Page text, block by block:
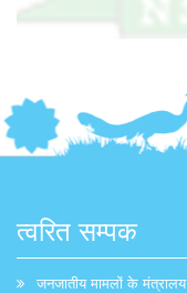
त्वरित सम्पक
जनजातीय मामलों के मंत्रालय